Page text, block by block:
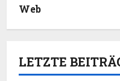
Web
LETZTE